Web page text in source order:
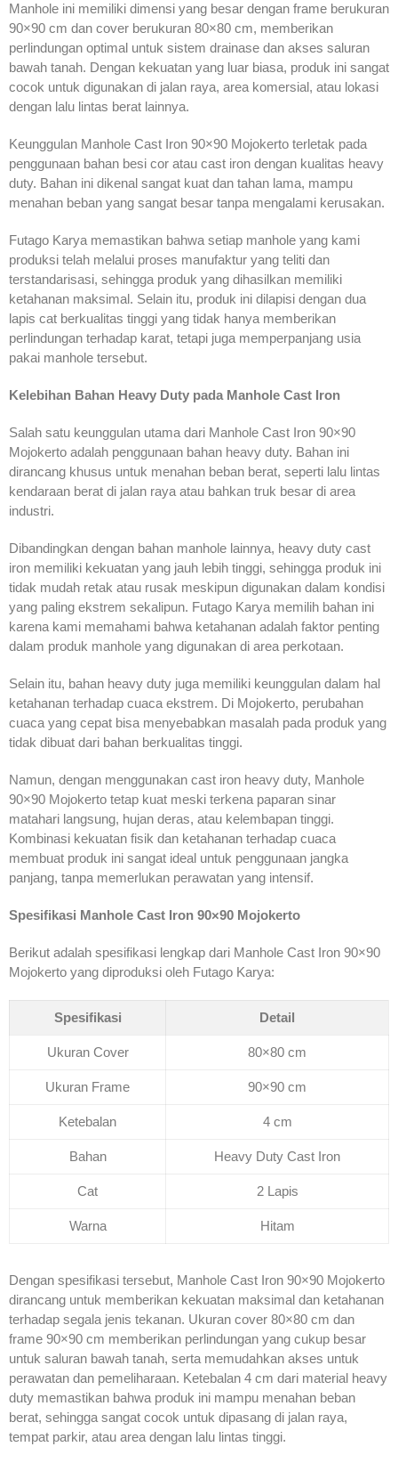
Manhole ini memiliki dimensi yang besar dengan frame berukuran
90×90 cm dan cover berukuran 80×80 cm, memberikan
perlindungan optimal untuk sistem drainase dan akses saluran
bawah tanah. Dengan kekuatan yang luar biasa, produk ini sangat
cocok untuk digunakan di jalan raya, area komersial, atau lokasi
dengan lalu lintas berat lainnya.
Keunggulan Manhole Cast Iron 90×90 Mojokerto terletak pada
penggunaan bahan besi cor atau cast iron dengan kualitas heavy
duty. Bahan ini dikenal sangat kuat dan tahan lama, mampu
menahan beban yang sangat besar tanpa mengalami kerusakan.
Futago Karya memastikan bahwa setiap manhole yang kami
produksi telah melalui proses manufaktur yang teliti dan
terstandarisasi, sehingga produk yang dihasilkan memiliki
ketahanan maksimal. Selain itu, produk ini dilapisi dengan dua
lapis cat berkualitas tinggi yang tidak hanya memberikan
perlindungan terhadap karat, tetapi juga memperpanjang usia
pakai manhole tersebut.
Kelebihan Bahan Heavy Duty pada Manhole Cast Iron
Salah satu keunggulan utama dari Manhole Cast Iron 90×90
Mojokerto adalah penggunaan bahan heavy duty. Bahan ini
dirancang khusus untuk menahan beban berat, seperti lalu lintas
kendaraan berat di jalan raya atau bahkan truk besar di area
industri.
Dibandingkan dengan bahan manhole lainnya, heavy duty cast
iron memiliki kekuatan yang jauh lebih tinggi, sehingga produk ini
tidak mudah retak atau rusak meskipun digunakan dalam kondisi
yang paling ekstrem sekalipun. Futago Karya memilih bahan ini
karena kami memahami bahwa ketahanan adalah faktor penting
dalam produk manhole yang digunakan di area perkotaan.
Selain itu, bahan heavy duty juga memiliki keunggulan dalam hal
ketahanan terhadap cuaca ekstrem. Di Mojokerto, perubahan
cuaca yang cepat bisa menyebabkan masalah pada produk yang
tidak dibuat dari bahan berkualitas tinggi.
Namun, dengan menggunakan cast iron heavy duty, Manhole
90×90 Mojokerto tetap kuat meski terkena paparan sinar
matahari langsung, hujan deras, atau kelembapan tinggi.
Kombinasi kekuatan fisik dan ketahanan terhadap cuaca
membuat produk ini sangat ideal untuk penggunaan jangka
panjang, tanpa memerlukan perawatan yang intensif.
Spesifikasi Manhole Cast Iron 90×90 Mojokerto
Berikut adalah spesifikasi lengkap dari Manhole Cast Iron 90×90
Mojokerto yang diproduksi oleh Futago Karya:
Spesifikasi Detail
Ukuran Cover 80×80 cm
Ukuran Frame 90×90 cm
Ketebalan 4 cm
Bahan Heavy Duty Cast Iron
Cat 2 Lapis
Warna Hitam
Dengan spesifikasi tersebut, Manhole Cast Iron 90×90 Mojokerto
dirancang untuk memberikan kekuatan maksimal dan ketahanan
terhadap segala jenis tekanan. Ukuran cover 80×80 cm dan
frame 90×90 cm memberikan perlindungan yang cukup besar
untuk saluran bawah tanah, serta memudahkan akses untuk
perawatan dan pemeliharaan. Ketebalan 4 cm dari material heavy
duty memastikan bahwa produk ini mampu menahan beban
berat, sehingga sangat cocok untuk dipasang di jalan raya,
tempat parkir, atau area dengan lalu lintas tinggi.